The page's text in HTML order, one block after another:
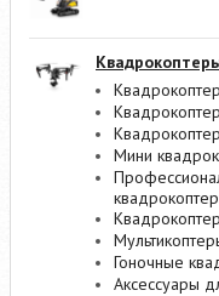
Мини
Гоночные
Аксессуары